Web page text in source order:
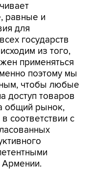
равные и
для
государств
из того,
применяться
поэтому мы
чтобы любые
доступ товаров
общий рынок,
соответствии с
Армении.